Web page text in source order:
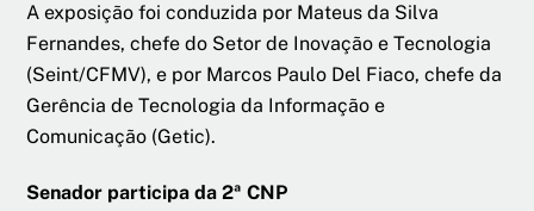
A exposição foi conduzida por Mateus da Silva
Fernandes, chefe do Setor de Inovação e Tecnologia
(Seint/CFMV), e por Marcos Paulo Del Fiaco, chefe da
Gerência de Tecnologia da Informação e
Comunicação (Getic).
Senador participa da 2ª CNP